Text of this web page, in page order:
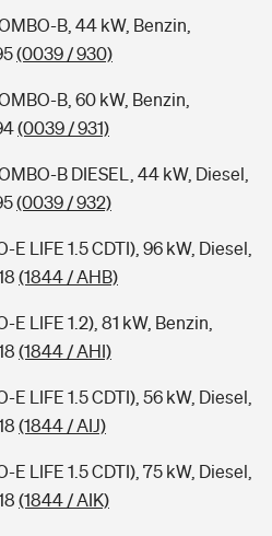
B, 44 kW, Benzin,
(0039 / 930)
B, 60 kW, Benzin,
(0039 / 931)
B DIESEL, 44 kW, Diesel,
(0039 / 932)
LIFE 1.5 CDTI), 96 kW, Diesel,
(1844 / AHB)
LIFE 1.2), 81 kW, Benzin,
(1844 / AHI)
LIFE 1.5 CDTI), 56 kW, Diesel,
(1844 / AIJ)
LIFE 1.5 CDTI), 75 kW, Diesel,
(1844 / AIK)